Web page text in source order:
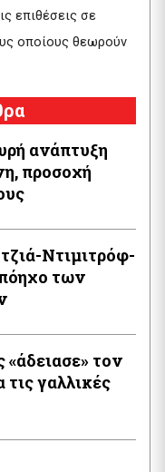
επιθέσεις σε
οποίους θεωρούν
ανάπτυξη
προσοχή
Ντιμιτρόφ-
τον
γαλλικές